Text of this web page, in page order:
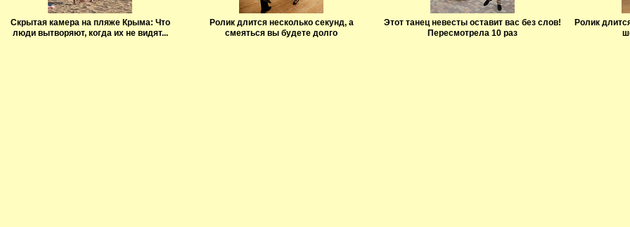
Скрытая камера на пляже Крыма: Что
люди вытворяют, когда их не видят...
Ролик длится несколько секунд, а
смеяться вы будете долго
Этот танец невесты оставит вас без слов!
Пересмотрела 10 раз
Ролик